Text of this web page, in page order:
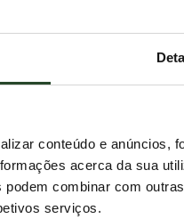
conteúdo e anúncios,
acerca da sua
podem combinar com
serviços.